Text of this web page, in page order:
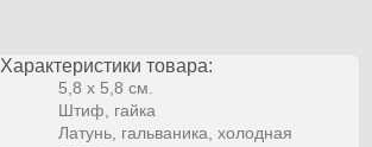
Характеристики товара:
5,8 x 5,8 см.
Штиф, гайка
Латунь, гальваника, холодная